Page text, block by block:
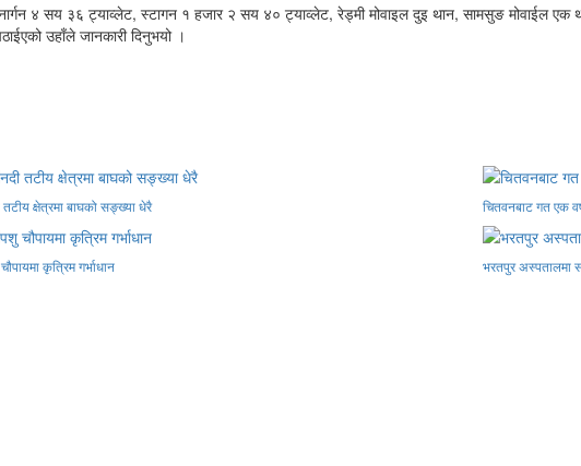
अनार्गन ४ सय ३६ ट्याव्लेट, स्टागन १ हजार २ सय ४० ट्याव्लेट, रेड्मी मोवाइल दुइ थान, सामसुङ
उहाँले जानकारी दिनुभयो ।
तटीय क्षेत्रमा बाघको सङ्ख्या धेरै चितवनबाट गत एक
कृत्रिम गर्भाधान भरतपुर अस्पतालमा